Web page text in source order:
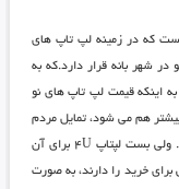
۱۰ سال است که در زمینه لپ تاپ های
در شهر بانه قرار دارد.که به
اینکه قیمت لپ تاپ های نو
بیشتر هم می شود، تمایل مردم
ولی بست لپتاپ ۴U
برای آن
برای خرید را دارند، به صورت